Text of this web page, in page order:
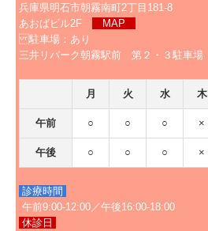
兵庫県明石市朝霧南町2丁目181-8
あおばビル2F
MAP
駐車場：あり
三井リパーク朝霧駅前 第２・３駐車場
月 火 水 木
午前 ○ ○ ○ ×
午後 ○ ○ ○ ×
診療時間
午前9:00-12:00／午後16:00-18:00
休診日